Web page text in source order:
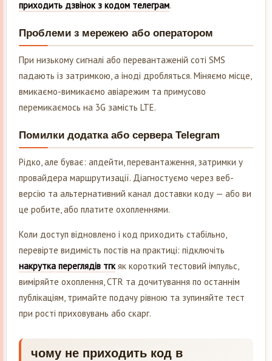
приходить дзвінок з кодом телеграм.
Проблеми з мережею або оператором
При низькому сигналі або перевантаженій соті SMS
падають із затримкою, а іноді дробляться. Міняємо місце,
вмикаємо-вимикаємо авіарежим та примусово
перемикаємось на 3G замість LTE.
Помилки додатка або сервера Telegram
Рідко, але буває: апдейти, перевантаження, затримки у
провайдера маршрутизації. Діагностуємо через веб-
версію та альтернативний канал доставки коду — або ви
це робите, або платите охопленнями.
Коли доступ відновлено і код приходить стабільно,
перевірте видимість постів на практиці: підключіть
накрутка переглядів тгкяк короткий тестовий імпульс,
виміряйте охоплення, CTR та дочитування по останнім
публікаціям, тримайте подачу рівною та зупиняйте тест
при рості приховувань або скарг.
чому не приходить код в